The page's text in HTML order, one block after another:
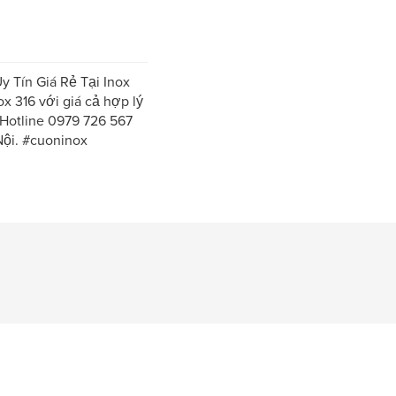
Tín Giá Rẻ Tại Inox
316 với giá cả hợp lý
0979 726 567
#cuoninox